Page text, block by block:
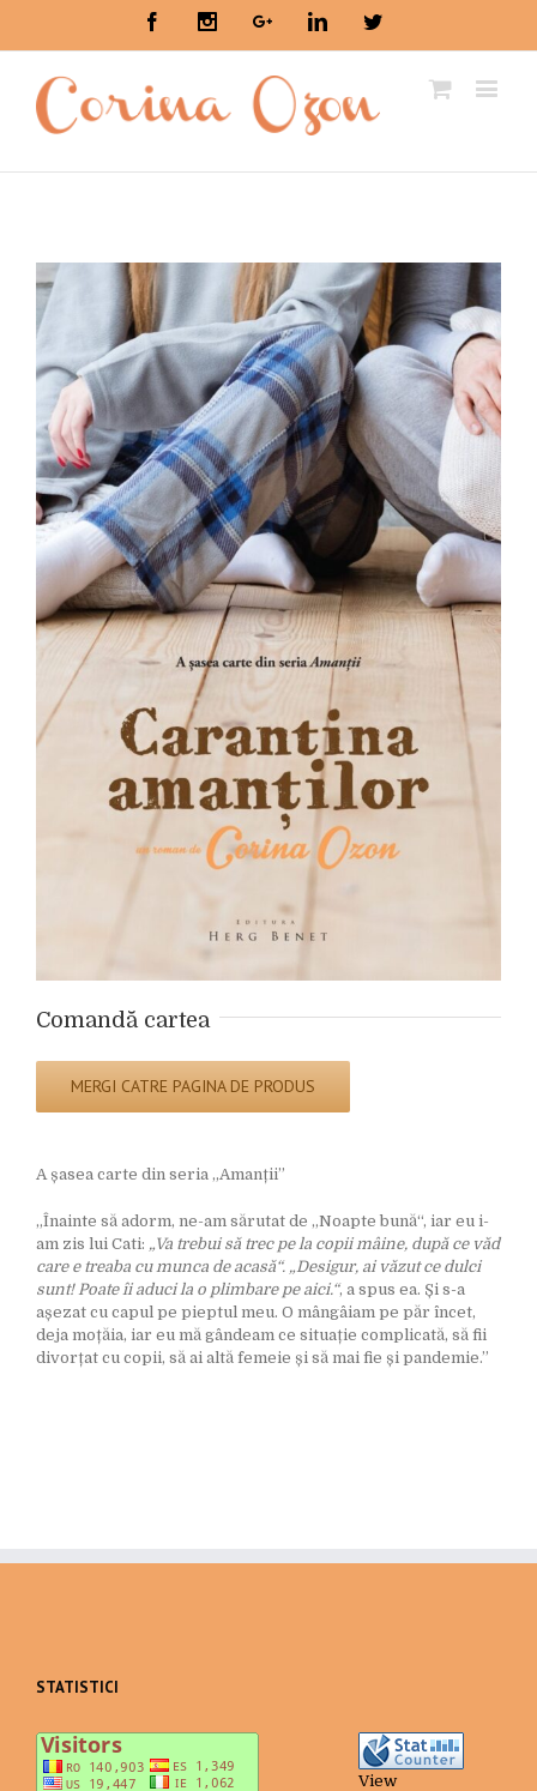
FacebookInstagramGoogle+LinkedinTwitter
Comandă cartea
MERGI CATRE PAGINA DE PRODUS
A șasea carte din seria „Amanții”
„Înainte să adorm, ne-am sărutat de „Noapte bună“, iar eu i-
am zis lui Cati: „Va trebui să trec pe la copii mâine, după ce văd
care e treaba cu munca de acasă“. „Desigur, ai văzut ce dulci
sunt! Poate îi aduci la o plimbare pe aici.“, a spus ea. Și s-a
așezat cu ca­pul pe pieptul meu. O mângâiam pe păr încet,
deja moțăia, iar eu mă gândeam ce situație complicată, să fii
divorțat cu copii, să ai altă femeie și să mai fie și pandemie.”
STATISTICI
View